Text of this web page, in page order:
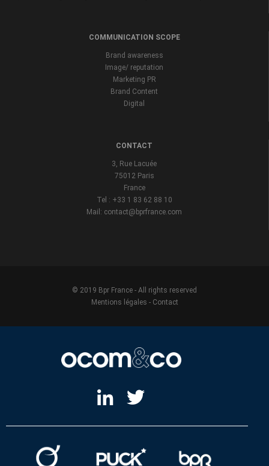
COMMUNICATION SCOPE
Brand awareness
Image/ reputation
Marketing PR
Brand Content
Digital
CONTACT
3, Rue Lacuée
75012 Paris
France
Tel : +33 1 83 62 88 10
Mail: contact@bprfrance.com
© 2019 Bpr France - All rights reserved
Mentions légales - Contact